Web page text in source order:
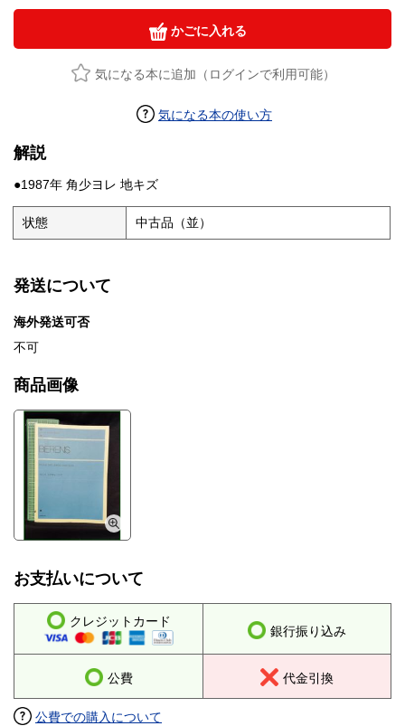
かごに入れる
気になる本に追加（ログインで利用可能）
気になる本の使い方
解説
●1987年 角少ヨレ 地キズ
状態 中古品（並）
発送について
海外発送可否
不可
商品画像
お支払いについて
クレジットカード
銀行振り込み
公費 代金引換
公費での購入について